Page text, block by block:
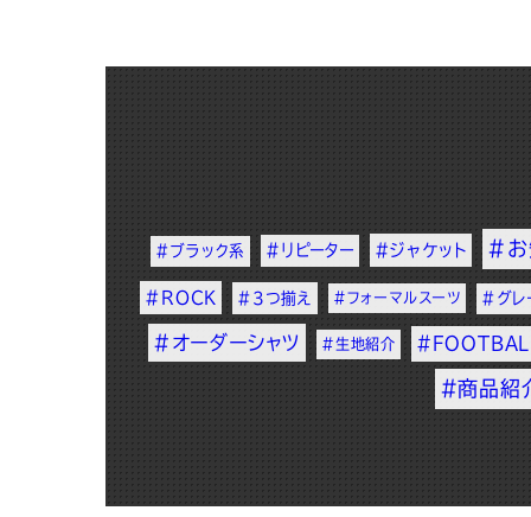
#ブラック系 #リピーター #ジャケット #お
#ROCK #3つ揃え #フォーマルスーツ #グレ
#オーダーシャツ #生地紹介
#商品紹